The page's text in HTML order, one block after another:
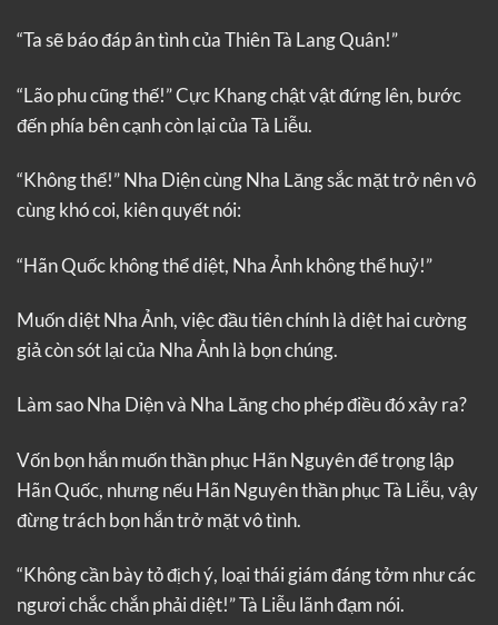
“Ta sẽ báo đáp ân tình của Thiên Tà Lang Quân!”
“Lão phu cũng thế!” Cực Khang chật vật đứng lên, bước
đến phía bên cạnh còn lại của Tà Liễu.
“Không thể!” Nha Diện cùng Nha Lăng sắc mặt trở nên vô
cùng khó coi, kiên quyết nói:
“Hãn Quốc không thể diệt, Nha Ảnh không thể huỷ!”
Muốn diệt Nha Ảnh, việc đầu tiên chính là diệt hai cường
giả còn sót lại của Nha Ảnh là bọn chúng.
Làm sao Nha Diện và Nha Lăng cho phép điều đó xảy ra?
Vốn bọn hắn muốn thần phục Hãn Nguyên để trọng lập
Hãn Quốc, nhưng nếu Hãn Nguyên thần phục Tà Liễu, vậy
đừng trách bọn hắn trở mặt vô tình.
“Không cần bày tỏ địch ý, loại thái giám đáng tởm như các
ngươi chắc chắn phải diệt!” Tà Liễu lãnh đạm nói.